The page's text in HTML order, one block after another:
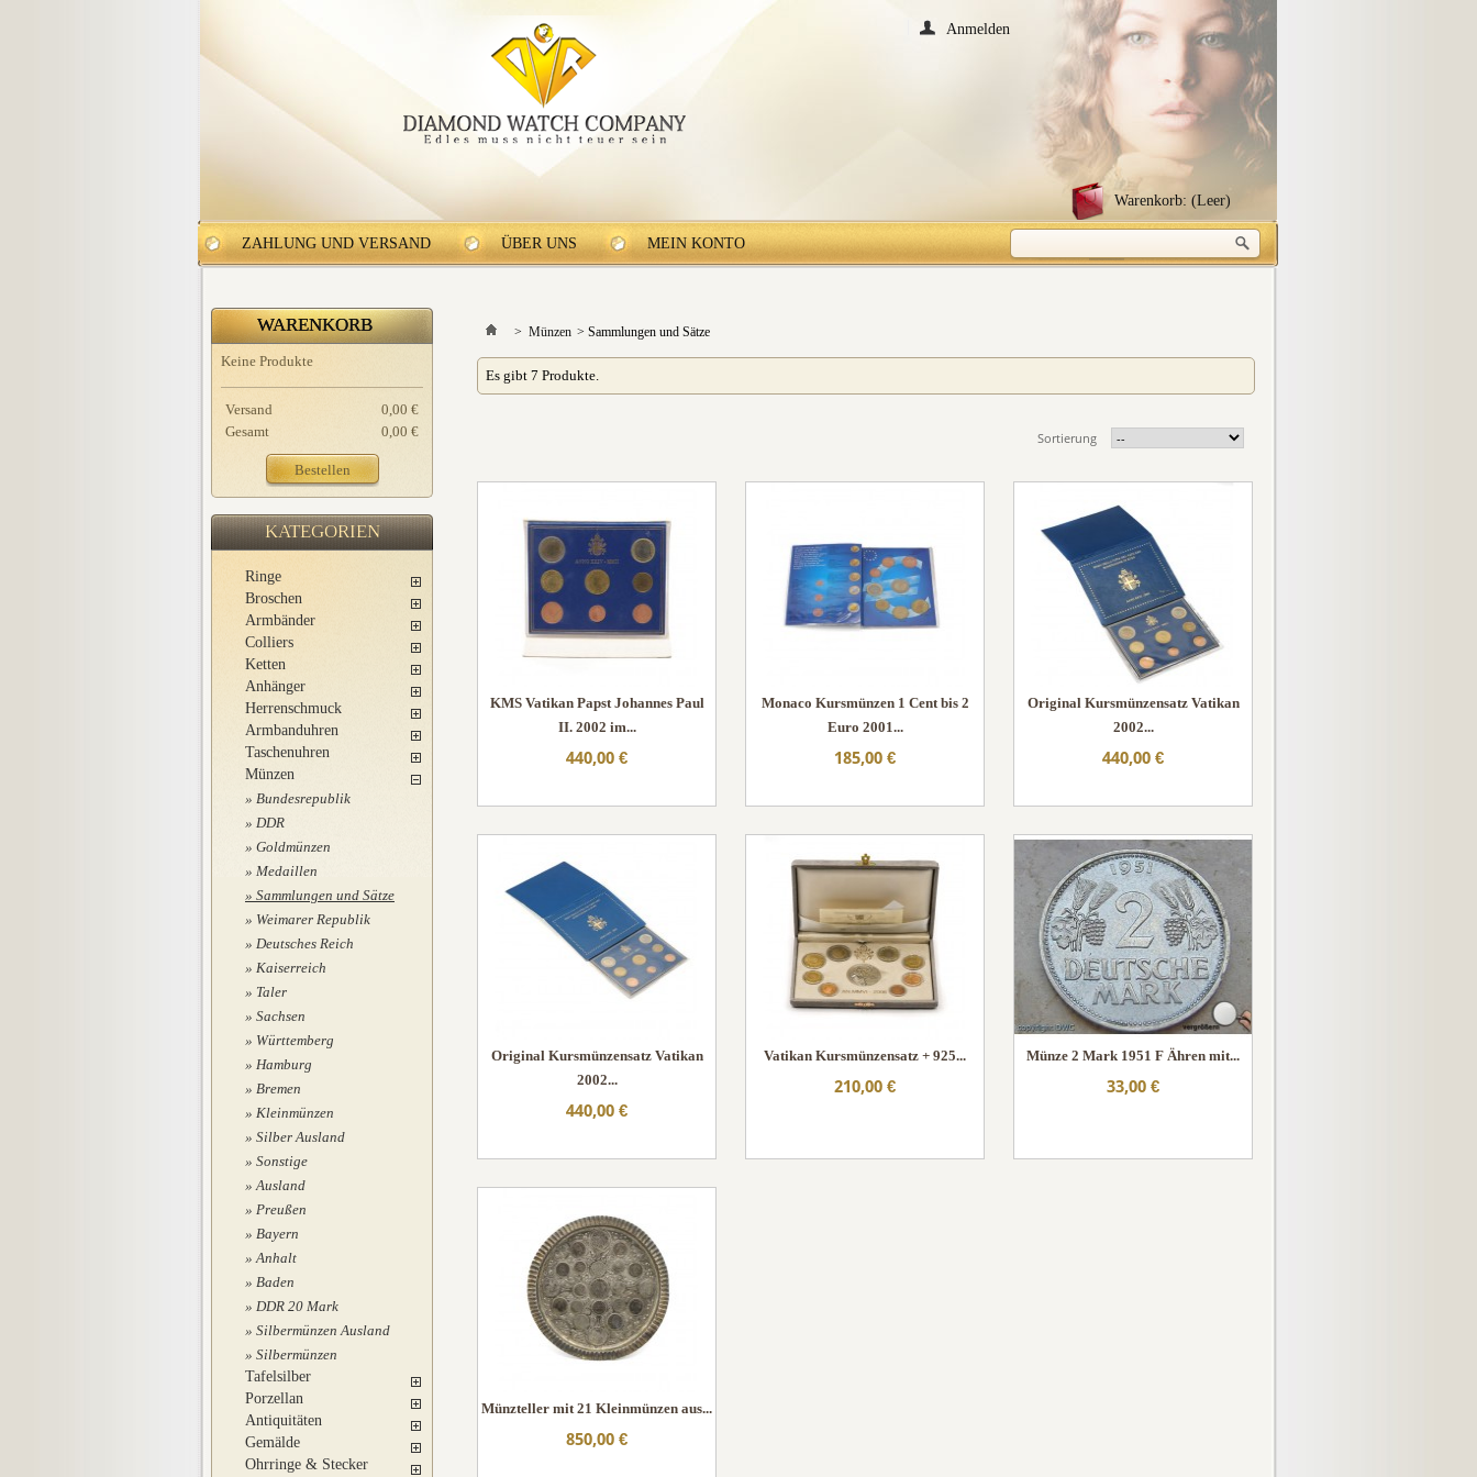
Warenkorb: (Leer)
Anmelden
ZAHLUNG UND VERSAND ÜBER UNS MEIN KONTO
WARENKORB
Keine Produkte
0,00 €
Versand
0,00 €
Gesamt
Bestellen
KATEGORIEN
Ringe
Broschen
Armbänder
Colliers
Ketten
Anhänger
Herrenschmuck
Armbanduhren
Taschenuhren
Münzen
Bundesrepublik
DDR
Goldmünzen
Medaillen
Sammlungen und Sätze
Weimarer Republik
Deutsches Reich
Kaiserreich
Taler
Sachsen
Württemberg
Hamburg
Bremen
Kleinmünzen
Silber Ausland
Sonstige
Ausland
Preußen
Bayern
Anhalt
Baden
DDR 20 Mark
Silbermünzen Ausland
Silbermünzen
Tafelsilber
Porzellan
Antiquitäten
Gemälde
Ohrringe & Stecker
> Münzen > Sammlungen und Sätze
Es gibt 7 Produkte.
Sortierung
KMS Vatikan Papst Johannes Paul
II. 2002 im...
440,00 €
Monaco Kursmünzen 1 Cent bis 2
Euro 2001...
185,00 €
Original Kursmünzensatz Vatikan
2002...
440,00 €
Original Kursmünzensatz Vatikan
2002...
440,00 €
Vatikan Kursmünzensatz + 925...
210,00 €
Münze 2 Mark 1951 F Ähren mit...
33,00 €
Münzteller mit 21 Kleinmünzen aus...
850,00 €